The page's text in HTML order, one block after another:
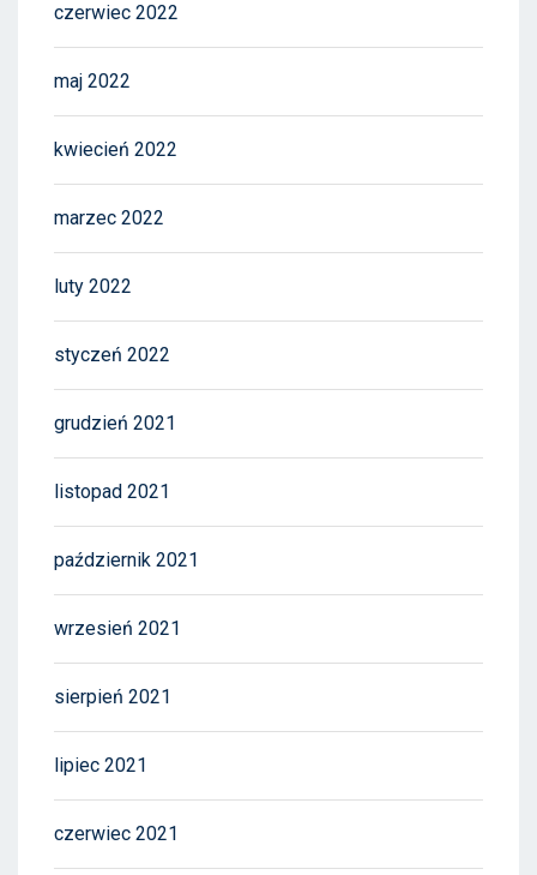
czerwiec 2022
maj 2022
kwiecień 2022
marzec 2022
luty 2022
styczeń 2022
grudzień 2021
listopad 2021
październik 2021
wrzesień 2021
sierpień 2021
lipiec 2021
czerwiec 2021